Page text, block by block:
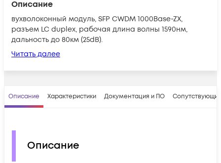
Описание
вухволоконный модуль, SFP CWDM 1000Base-ZX,
разъем LC duplex, рабочая длина волны 1590нм,
дальность до 80км (25dB).
Читать далее
Описание Характеристики Документация и ПО
Описание